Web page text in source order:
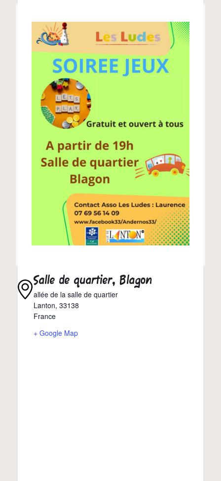
Salle de quartier, Blagon
allée de la salle de quartier
Lanton, 33138
France
+ Google Map